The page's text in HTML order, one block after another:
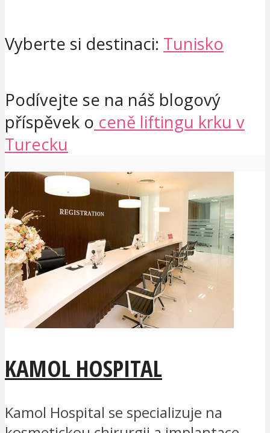
Vyberte si destinaci: Tunisko
Podívejte se na náš blogový
příspěvek o ceně liftingu krku v
Turecku
KAMOL HOSPITAL
Kamol Hospital se specializuje na